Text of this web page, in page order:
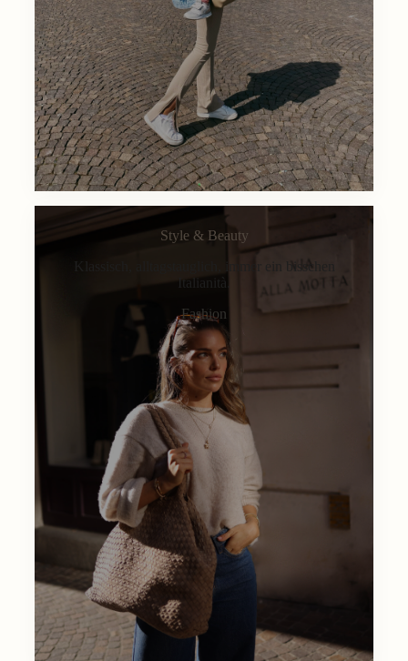
Style & Beauty
Klassisch, alltagstauglich, immer ein bisschen
Italianità.
Fashion